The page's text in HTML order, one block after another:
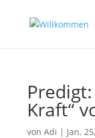
Kraft“
von Adi | Jan.